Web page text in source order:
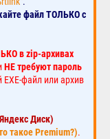
файл ТОЛЬКО с
в zip-архивах
НЕ требуют пароль
EXE-файл или архив
Диск)
такое Premium?).